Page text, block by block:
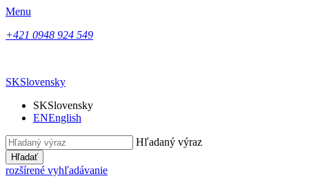
Menu
+421 0948 924 549
SKSlovensky
SKSlovensky
ENEnglish
Hľadaný výraz
Hľadať
rozšírené vyhľadávanie